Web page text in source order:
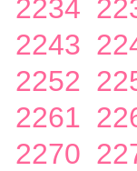
2234
2243
2252
2261
2270